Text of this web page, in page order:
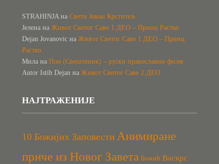
STRAHINJAна Свети Јован Крститељ
Јеленана Живот Светог Саве 1.ДЕО – Принц Растко
Dejan Jovanovicна Живот Светог Саве 1.ДЕО – Принц
Растко
Милана Поп (Свештеник) – руски православни филм
Autor Istih Dejanна Живот Светог Саве 2.ДЕО
НАЈТРАЖЕНИЈЕ
10 Божијих Заповести Анимиране
приче из Новог Завета Божић Васкрс